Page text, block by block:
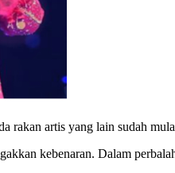
rakan artis yang lain sudah
kebenaran. Dalam